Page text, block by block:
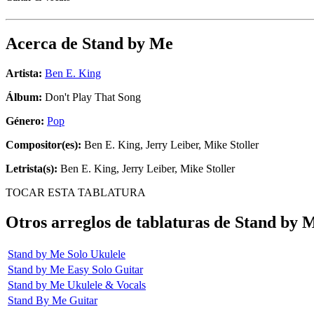
Acerca de Stand by Me
Artista: Ben E. King
Álbum: Don't Play That Song
Género: Pop
Compositor(es): Ben E. King, Jerry Leiber, Mike Stoller
Letrista(s): Ben E. King, Jerry Leiber, Mike Stoller
TOCAR ESTA TABLATURA
Otros arreglos de tablaturas de Stand by
Stand by Me Solo Ukulele
Stand by Me Easy Solo Guitar
Stand by Me Ukulele & Vocals
Stand By Me Guitar